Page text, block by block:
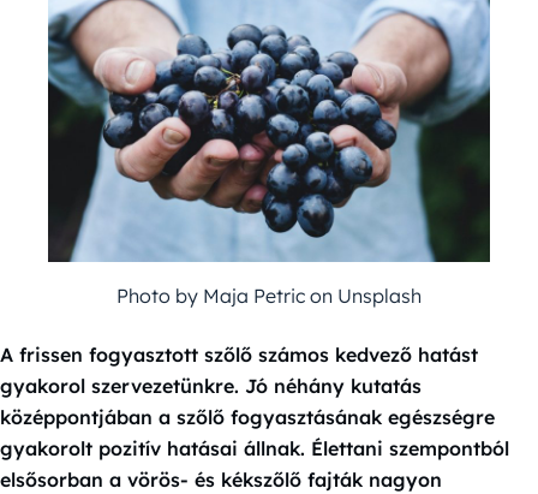
Photo by Maja Petric on Unsplash
A frissen fogyasztott szőlő számos kedvező hatást
gyakorol szervezetünkre. Jó néhány kutatás
középpontjában a szőlő fogyasztásának egészségre
gyakorolt pozitív hatásai állnak. Élettani szempontból
elsősorban a vörös- és kékszőlő fajták nagyon